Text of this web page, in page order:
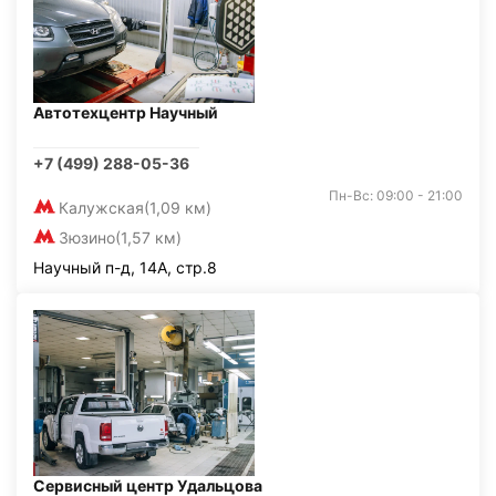
Автотехцентр Научный
+7 (499) 288-05-36
Калужская(1,09 км)
Зюзино(1,57 км)
Пн-Вс: 09:00 - 21:00
Научный п-д, 14А, стр.8
Сервисный центр Удальцова